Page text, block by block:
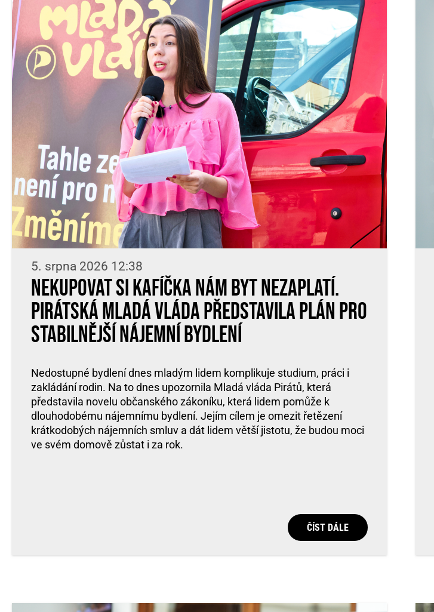
5. srpna 2026 12:38
Nekupovat si kafíčka nám byt nezaplatí.
Pirátská Mladá vláda představila plán pro
stabilnější nájemní bydlení
Nedostupné bydlení dnes mladým lidem komplikuje studium, práci i
zakládání rodin. Na to dnes upozornila Mladá vláda Pirátů, která
představila novelu občanského zákoníku, která lidem pomůže k
dlouhodobému nájemnímu bydlení. Jejím cílem je omezit řetězení
krátkodobých nájemních smluv a dát lidem větší jistotu, že budou moci
ve svém domově zůstat i za rok.
ČÍST DÁLE